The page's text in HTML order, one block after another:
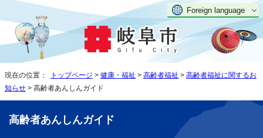
Foreign language
現在の位置： トップページ > 健康・福祉 > 高齢者福祉 > 高齢者福祉に関するお
知らせ > 高齢者あんしんガイド
高齢者あんしんガイド